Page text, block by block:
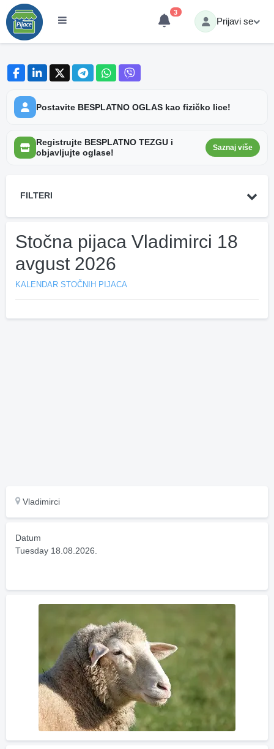
3
Prijavi se
Postavite BESPLATNO OGLAS kao fizičko lice!
Registrujte BESPLATNO TEZGU i
objavljujte oglase!
Saznaj više
FILTERI
Stočna pijaca Vladimirci 18
avgust 2026
KALENDAR STOČNIH PIJACA
Vladimirci
Datum
Tuesday 18.08.2026.